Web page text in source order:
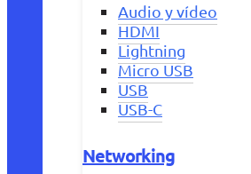
Audio y vídeo
HDMI
Lightning
Micro USB
USB
USB-C
Networking